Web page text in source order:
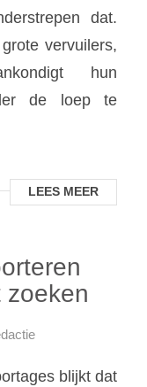
dat.
vervuilers,
hun
de loep te
LEES MEER
zoeken
blijkt dat